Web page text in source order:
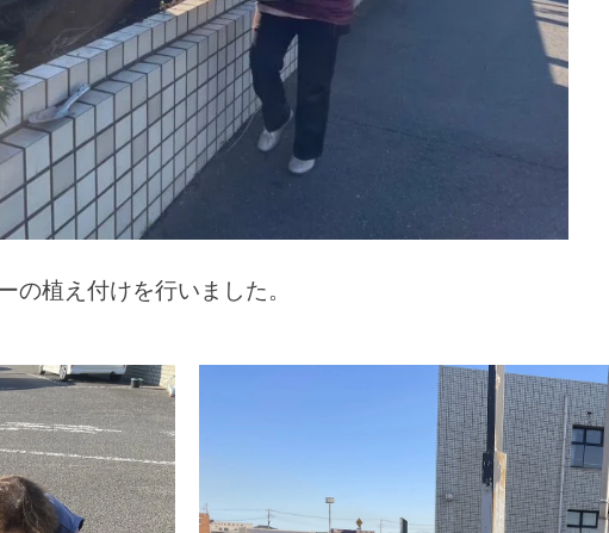
の植え付けを行いました。